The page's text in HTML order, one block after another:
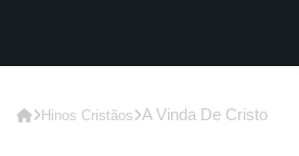
Hinos Cristãos A Vinda De Cristo